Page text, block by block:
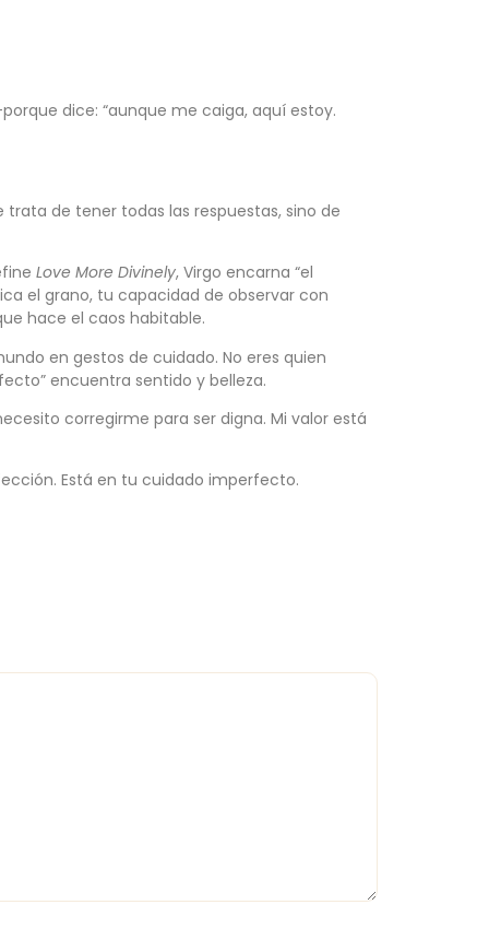
dice: “aunque me caiga, aquí estoy.
trata de tener todas las respuestas, sino de
Love More Divinely, Virgo encarna “el
el grano, tu capacidad de observar con
hace el caos habitable.
en gestos de cuidado. No eres quien
encuentra sentido y belleza.
corregirme para ser digna. Mi valor está
Está en tu cuidado imperfecto.